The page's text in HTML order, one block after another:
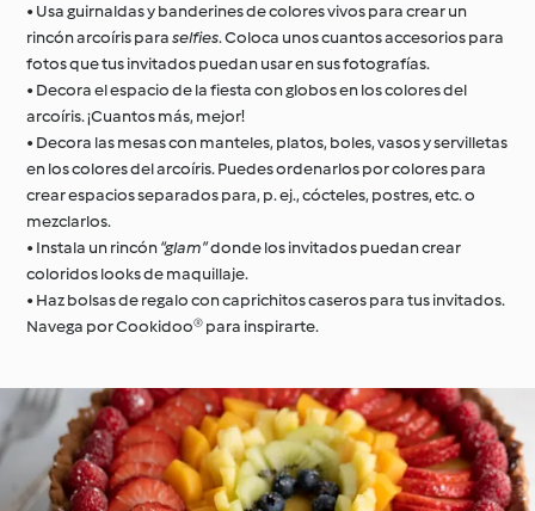
• Usa guirnaldas y banderines de colores vivos para crear un
rincón arcoíris paraselfies. Coloca unos cuantos accesorios para
fotos que tus invitados puedan usar en sus fotografías.
• Decora el espacio de la fiesta con globos en los colores del
arcoíris. ¡Cuantos más, mejor!
• Decora las mesas con manteles, platos, boles, vasos y servilletas
en los colores del arcoíris. Puedes ordenarlos por colores para
crear espacios separados para, p. ej., cócteles, postres, etc. o
mezclarlos.
• Instala un rincón“glam”donde los invitados puedan crear
coloridos looks de maquillaje.
• Haz bolsas de regalo con caprichitos caseros para tus invitados.
Navega por Cookidoo® para inspirarte.